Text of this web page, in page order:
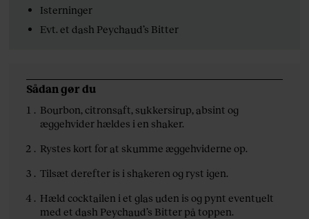
Isterninger
Evt. et dash Peychaud’s Bitter
Sådan gør du
Bourbon, citronsaft, sukkersirup, absint og
æggehvider hældes i en shaker.
Rystes kort for at skumme æggehviderne op.
Tilsæt derefter is i shakeren og ryst igen.
Hæld cocktailen i et glas uden is og pynt eventuelt
med et dash Peychaud’s Bitter på toppen.